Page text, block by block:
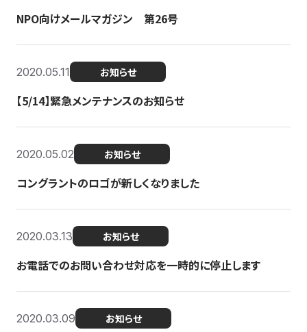
NPO向けメールマガジン 第26号
2020.05.11 お知らせ
【5/14】緊急メンテナンスのお知らせ
2020.05.02 お知らせ
コングラントのロゴが新しくなりました
2020.03.13 お知らせ
お電話でのお問い合わせ対応を一時的に停止します
2020.03.09 お知らせ